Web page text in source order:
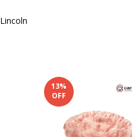
Lincoln
13%
OFF